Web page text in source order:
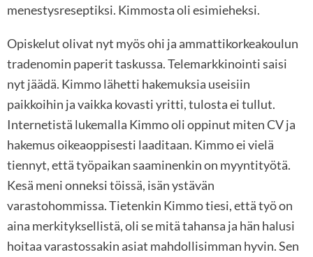
menestysreseptiksi. Kimmosta oli esimieheksi.
Opiskelut olivat nyt myös ohi ja ammattikorkeakoulun
tradenomin paperit taskussa. Telemarkkinointi saisi
nyt jäädä. Kimmo lähetti hakemuksia useisiin
paikkoihin ja vaikka kovasti yritti, tulosta ei tullut.
Internetistä lukemalla Kimmo oli oppinut miten CV ja
hakemus oikeaoppisesti laaditaan. Kimmo ei vielä
tiennyt, että työpaikan saaminenkin on myyntityötä.
Kesä meni onneksi töissä, isän ystävän
varastohommissa. Tietenkin Kimmo tiesi, että työ on
aina merkityksellistä, oli se mitä tahansa ja hän halusi
hoitaa varastossakin asiat mahdollisimman hyvin. Sen